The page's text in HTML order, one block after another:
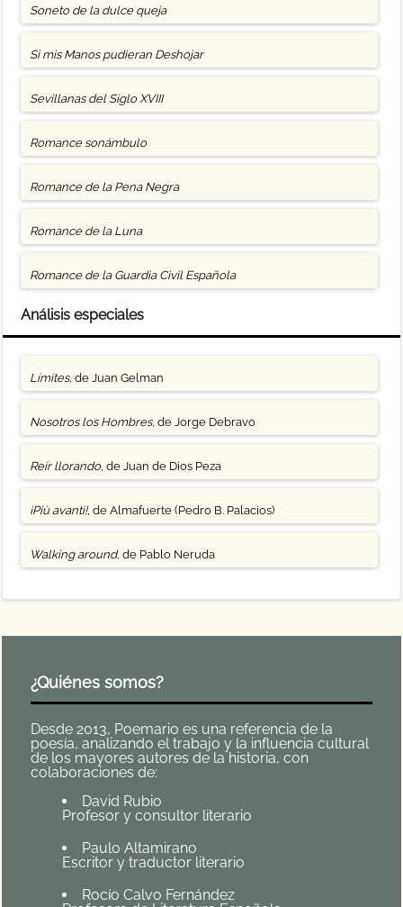
Soneto de la dulce queja
Si mis Manos pudieran Deshojar
Sevillanas del Siglo XVIII
Romance sonámbulo
Romance de la Pena Negra
Romance de la Luna
Romance de la Guardia Civil Española
Análisis especiales
Límites, de Juan Gelman
Nosotros los Hombres, de Jorge Debravo
Reír llorando, de Juan de Dios Peza
¡Più avanti!, de Almafuerte (Pedro B. Palacios)
Walking around, de Pablo Neruda
¿Quiénes somos?
Desde 2013, Poemario es una referencia de la
poesía, analizando el trabajo y la influencia cultural
de los mayores autores de la historia, con
colaboraciones de:
David Rubio
Profesor y consultor literario
Paulo Altamirano
Escritor y traductor literario
Rocío Calvo Fernández